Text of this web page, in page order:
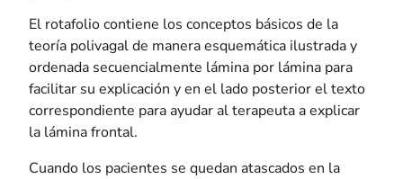
El rotafolio contiene los conceptos básicos de la
teoría polivagal de manera esquemática ilustrada y
ordenada secuencialmente lámina por lámina para
facilitar su explicación y en el lado posterior el texto
correspondiente para ayudar al terapeuta a explicar
la lámina frontal.
Cuando los pacientes se quedan atascados en la